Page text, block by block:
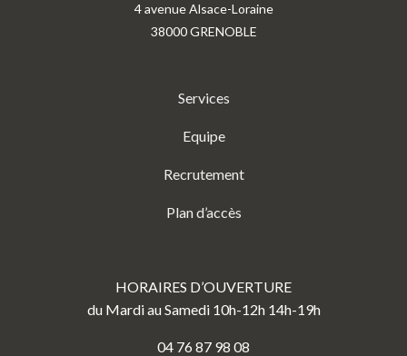
4 avenue Alsace-Loraine
38000 GRENOBLE
Services
Equipe
Recrutement
Plan d’accès
HORAIRES D’OUVERTURE
du Mardi au Samedi 10h-12h 14h-19h
04 76 87 98 08